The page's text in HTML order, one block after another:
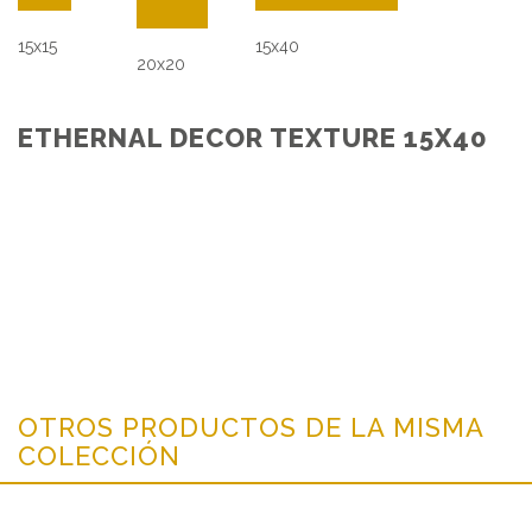
15x15
20x20
15x40
ETHERNAL DECOR TEXTURE 15X40
OTROS PRODUCTOS DE LA MISMA
COLECCIÓN